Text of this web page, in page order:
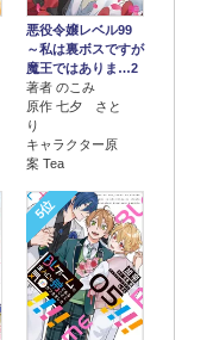
悪役令嬢レベル99
～私は裏ボスですが
魔王ではありま…2
著者 のこみ
原作 七夕 さと
り
キャラクター原
案 Tea
5位